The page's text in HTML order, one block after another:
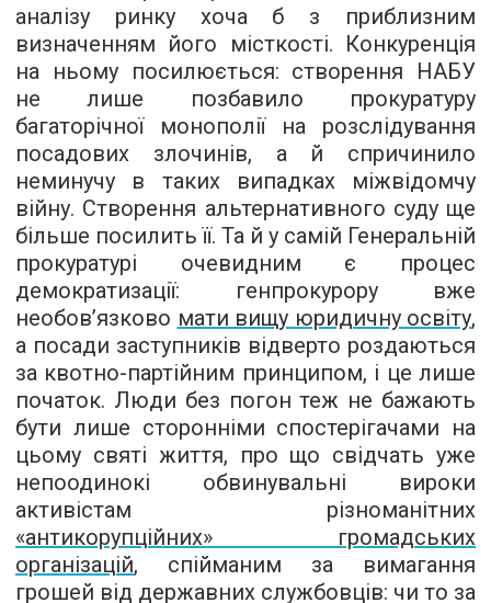
аналізу ринку хоча б з приблизним
визначенням його місткості. Конкуренція
на ньому посилюється: створення НАБУ
не лише позбавило прокуратуру
багаторічної монополії на розслідування
посадових злочинів, а й спричинило
неминучу в таких випадках міжвідомчу
війну. Створення альтернативного суду ще
більше посилить її. Та й у самій Генеральній
прокуратурі очевидним є процес
демократизації: генпрокурору вже
необов’язково мати вищу юридичну освіту,
а посади заступників відверто роздаються
за квотно-партійним принципом, і це лише
початок. Люди без погон теж не бажають
бути лише сторонніми спостерігачами на
цьому святі життя, про що свідчать уже
непоодинокі обвинувальні вироки
активістам різноманітних
«антикорупційних» громадських
організацій, спійманим за вимагання
грошей від державних службовців: чи то за